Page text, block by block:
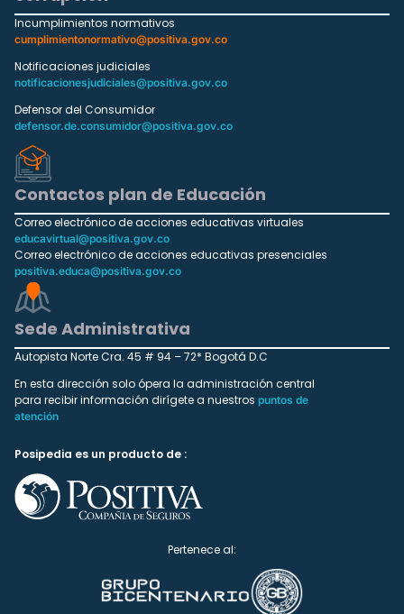
Incumplimientos normativos
cumplimientonormativo@positiva.gov.co
Notificaciones judiciales
notificacionesjudiciales@positiva.gov.co
Defensor del Consumidor
defensor.de.consumidor@positiva.gov.co
Contactos plan de Educación
Correo electrónico de acciones educativas virtuales
educavirtual@positiva.gov.co
Correo electrónico de acciones educativas presenciales
positiva.educa@positiva.gov.co
Sede Administrativa
Autopista Norte Cra. 45 # 94 – 72* Bogotá D.C
En esta dirección solo ópera la administración central
para recibir información dirígete a nuestros puntos de
atención
Posipedia es un producto de :
Pertenece al: